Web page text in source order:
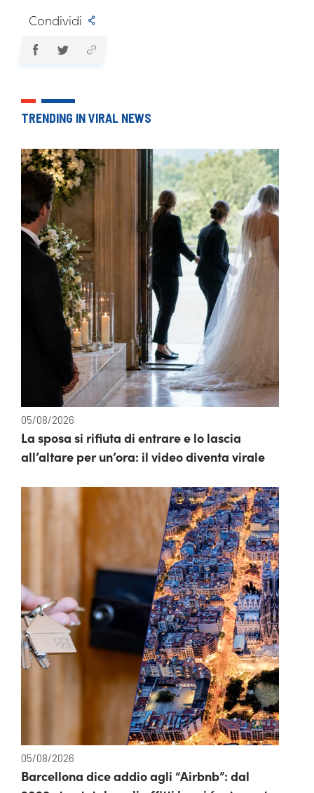
Condividi
TRENDING IN VIRAL NEWS
05/08/2026
La sposa si rifiuta di entrare e lo lascia
all’altare per un’ora: il video diventa virale
05/08/2026
Barcellona dice addio agli “Airbnb”: dal